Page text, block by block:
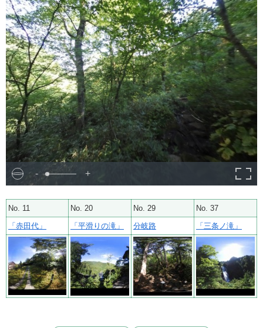
- +
No. 11 No. 20 No. 29
No. 37
「赤田代」
「平滑りの滝」 分岐路 「三条ノ滝」